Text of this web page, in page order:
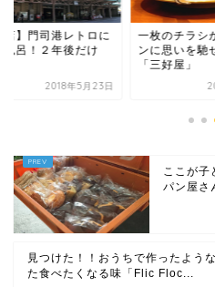
店】門司港レトロに
風呂！２年後だけ
2018年5月23日
一枚のチラシ
ンに思いを
「三好屋」
ここが子
パン屋さ
見つけた！！おうちで作ったよう
た食べたくなる味「Flic Floc...